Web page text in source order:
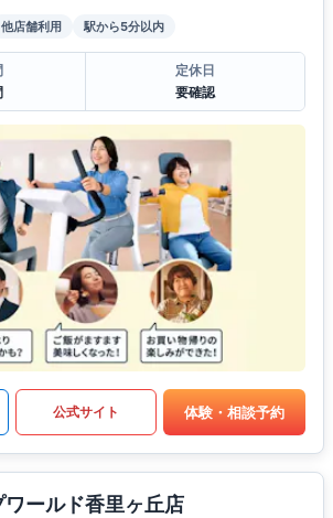
他店舗利用 駅から5分以内
定休日
要確認
公式サイト 体験・相談予約
ールド香里ヶ丘店